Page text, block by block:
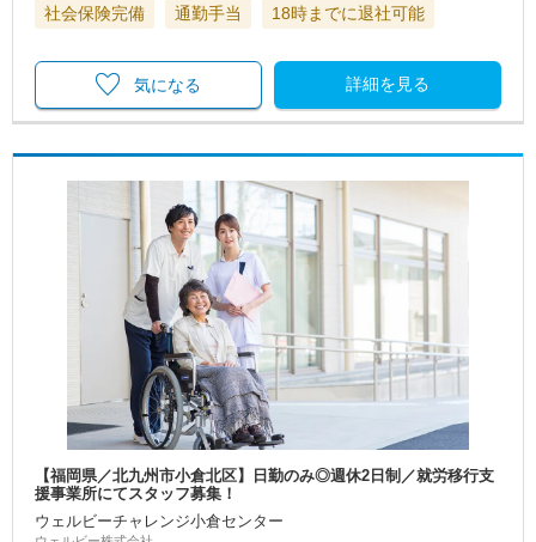
社会保険完備 通勤手当 18時までに退社可能
詳細を見る
気になる
【福岡県／北九州市小倉北区】日勤のみ◎週休2日制／就労移行支
援事業所にてスタッフ募集！
ウェルビーチャレンジ小倉センター